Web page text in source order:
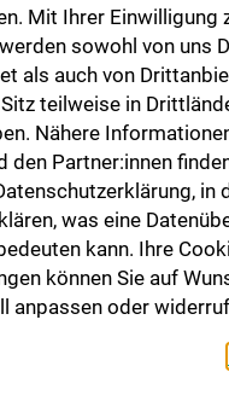
Jahr (KPJ)
Labor für Mikroinvasive
in der Herzchirurgie
Herzchirurgie B. Messner
Mechanische
Research and Engineering
Mit Ihrer Einwilligung
sowohl von uns
als auch von
teilweise in
Nähere
den Partner:innen
in
was eine
kann. Ihre
können Sie auf
anpassen oder